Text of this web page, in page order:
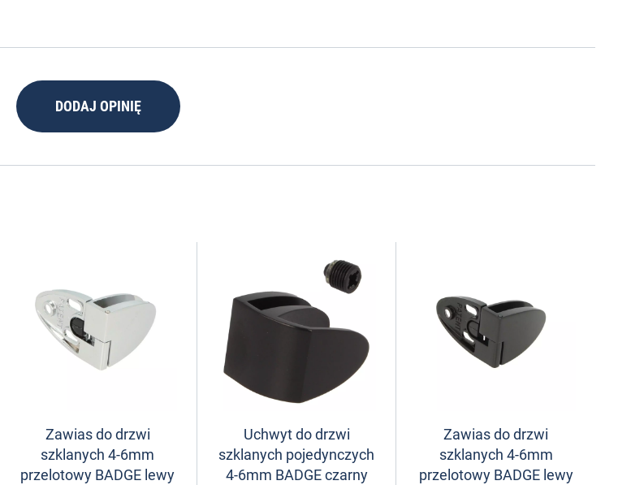
DODAJ OPINIĘ
Zawias do drzwi
szklanych 4-6mm
przelotowy BADGE lewy
Uchwyt do drzwi
szklanych pojedynczych
4-6mm BADGE czarny
Zawias do drzwi
szklanych 4-6mm
przelotowy BADGE lewy